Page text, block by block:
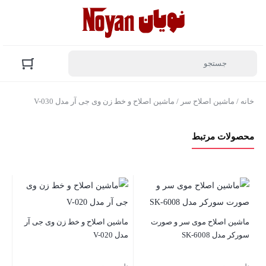
خانه / ماشین اصلاح سر / ماشین اصلاح و خط زن وی جی آر مدل V-030
محصولات مرتبط
ماشین اصلاح موی سر و صورت
سورکر مدل SK-6008
ماشین اصلاح و خط زن وی جی آر
مدل V-020